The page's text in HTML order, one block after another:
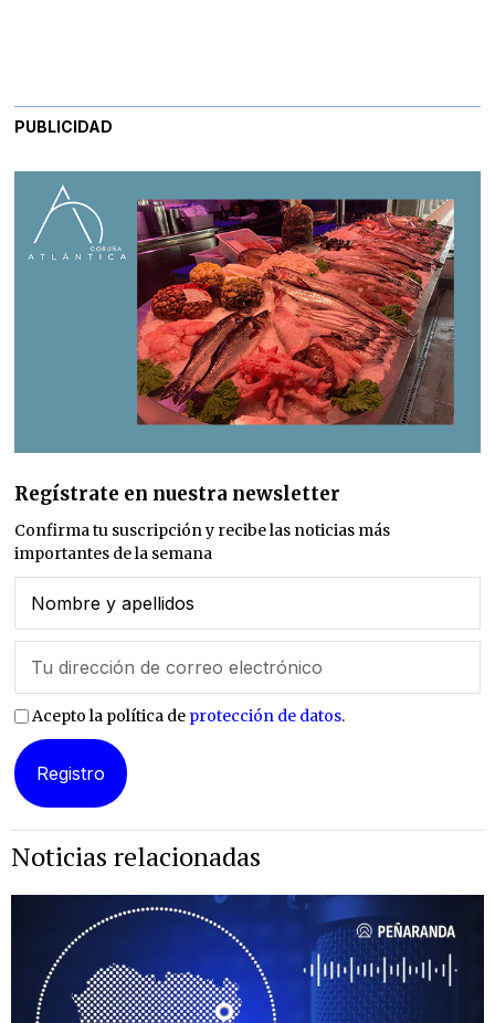
PUBLICIDAD
Regístrate en nuestra newsletter
Confirma tu suscripción y recibe las noticias más
importantes de la semana
Acepto la política de protección de datos.
Noticias relacionadas